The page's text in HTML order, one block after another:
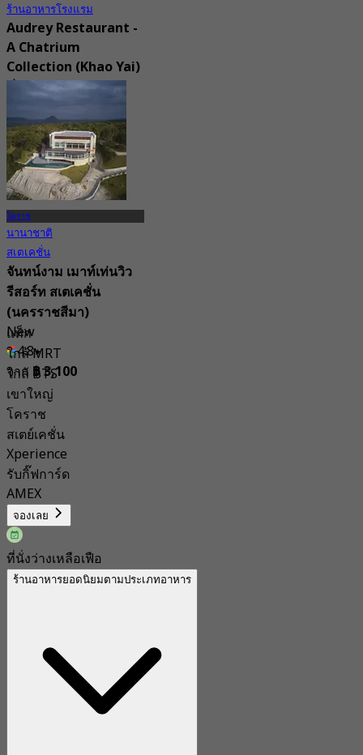
ร้านอาหารโรงแรม
Audrey Restaurant -
A Chatrium
Collection (Khao Yai)
4.9
จาก฿ 396.66
โคราช
นานาชาติ
สเตเคชั่น
จันทน์งาม เมาท์เท่นวิว
รีสอร์ท สเตเคชั่น
(นครราชสีมา)
New
4.8
จาก ฿ 3,100
แท็ก
ใกล้ MRT
ใกล้ BTS
เขาใหญ่
โคราช
สเตย์เคชั่น
Xperience
รับกิ๊ฟการ์ด
AMEX
จองเลย
ที่นั่งว่างเหลือเฟือ
ร้านอาหารยอดนิยมตามประเภทอาหาร